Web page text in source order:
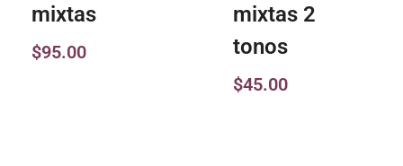
mixtas
$95.00
mixtas 2
tonos
$45.00